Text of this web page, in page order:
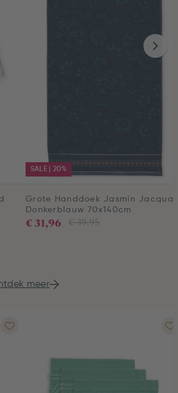
SALE | 20%
Grote Handdoek Jasmin
Donkerblauw 70x140cm
€ 39,95
€ 31,96
meer